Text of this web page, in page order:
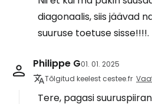
diagonaalis, siis jäävad
suuruse toetuse sisse!!!!.
Philippe G01. 01. 2025
Tõlgitud keelest cestee.fr
Tere, pagasi